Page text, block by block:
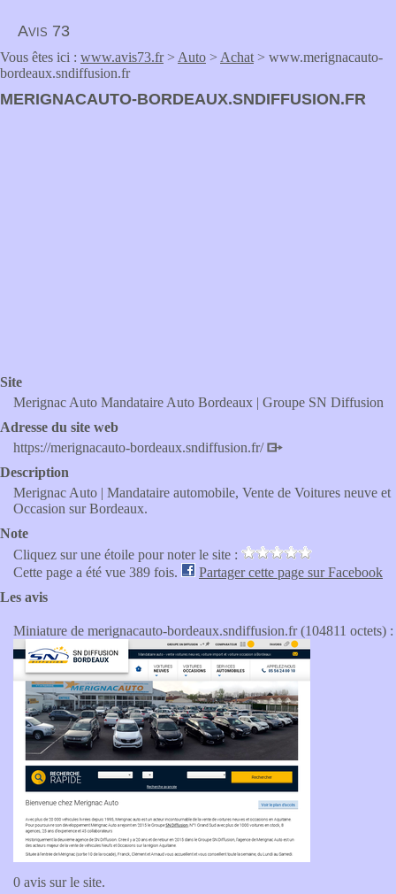
Avis 73
Vous êtes ici : www.avis73.fr> Auto > Achat > www.merignacauto-
bordeaux.sndiffusion.fr
MERIGNACAUTO-BORDEAUX.SNDIFFUSION.FR
Site
Merignac Auto Mandataire Auto Bordeaux | Groupe SN Diffusion
Adresse du site web
https://merignacauto-bordeaux.sndiffusion.fr/
Description
Merignac Auto | Mandataire automobile, Vente de Voitures neuve et
Occasion sur Bordeaux.
Note
Cliquez sur une étoile pour noter le site :
Cette page a été vue 389 fois.
Partager cette page sur Facebook
Les avis
Miniature de merignacauto-bordeaux.sndiffusion.fr (104811 octets) :
0 avis sur le site.